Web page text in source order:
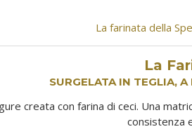
La
SURGELATA IN TEGLIA,
creata con farina di ceci. Una
consistenza